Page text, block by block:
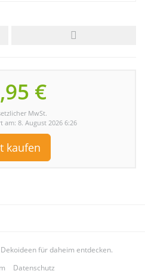
€
MwSt.
am: 8. August 2026 6:26
kaufen
für daheim entdecken.
Datenschutz